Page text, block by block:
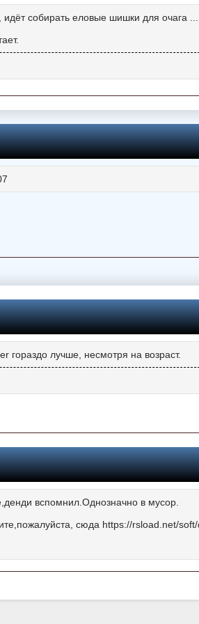
собирать еловые шишки для очага ...
гораздо лучше, несмотря на возраст.
вспомнил.Однозначно в мусор.
сюда https://rsload.net/